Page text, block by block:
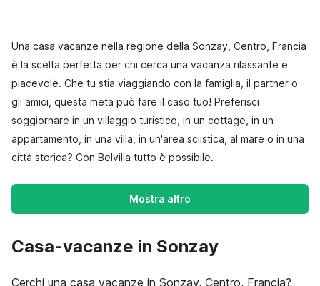
Una casa vacanze nella regione della Sonzay, Centro, Francia
è la scelta perfetta per chi cerca una vacanza rilassante e
piacevole. Che tu stia viaggiando con la famiglia, il partner o
gli amici, questa meta può fare il caso tuo! Preferisci
soggiornare in un villaggio turistico, in un cottage, in un
appartamento, in una villa, in un'area sciistica, al mare o in una
città storica? Con Belvilla tutto è possibile.
Mostra altro
Casa-vacanze in Sonzay
Cerchi una casa vacanze in Sonzay, Centro, Francia?